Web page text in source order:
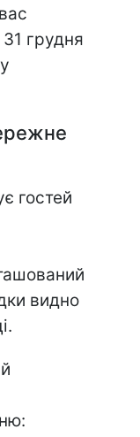
грудня
гостей
видно